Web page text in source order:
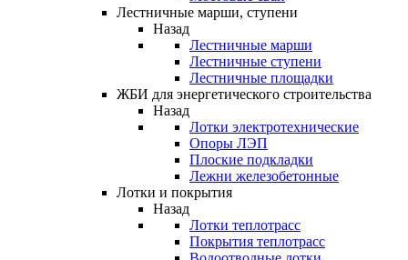
Лестничные марши, ступени
Назад
Лестничные марши
Лестничные ступени
Лестничные площадки
ЖБИ для энергетического строительства
Назад
Лотки электротехнические
Опоры ЛЭП
Плоские подкладки
Лежни железобетонные
Лотки и покрытия
Назад
Лотки теплотрасс
Покрытия теплотрасс